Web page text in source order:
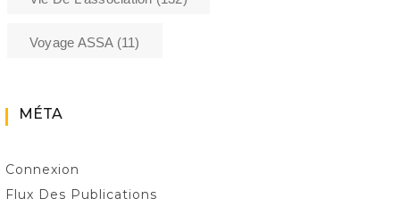
Voyage ASSA(11)
MÉTA
Connexion
Flux Des Publications